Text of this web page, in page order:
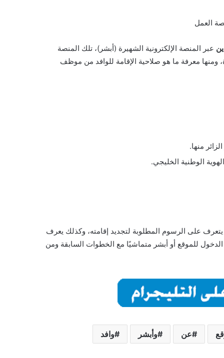
عبر المنصة الإلكترونية الشهيرة (أبشر)، تلك المنصة
ومنها معرفة ما هو صلاحية الإقامة للوافد من موظف
منها.
الوطنية الخليجي.
يتعرف على الرسوم المطلوبة لتجديد إقامته، وكذلك يعرف
الدخول للموقع أو أبشر متماشيًا مع الخطوات السابقة ومن
عن وأبشر وافد